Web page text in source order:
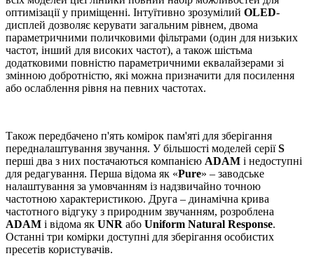
оптимізації у приміщенні. Інтуїтивно зрозумілий OLED-
дисплей дозволяє керувати загальним рівнем, двома
параметричними поличковими фільтрами (один для низьких
частот, інший для високих частот), а також шістьма
додатковими повністю параметричними еквалайзерами зі
змінною добротністю, які можна призначити для посилення
або ослаблення рівня на певних частотах.
Також передбачено п'ять комірок пам'яті для зберігання
передналаштування звучання. У більшості моделей серіїS
перші два з них постачаються компанією ADAM і недоступні
для редагування. Перша відома як «Pure» – заводське
налаштування за умовчанням із надзвичайно точною
частотною характеристикою. Друга – динамічна крива
частотного відгуку з природним звучанням, розроблена
ADAM і відома як UNR або Uniform Natural Response.
Останні три комірки доступні для зберігання особистих
пресетів користувачів.